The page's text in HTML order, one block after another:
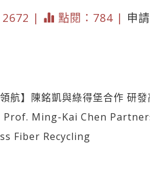
|
點閱：784 | 申
航】陳銘凱與綠得堡合作 研
Prof. Ming-Kai Chen
Fiber Recycling